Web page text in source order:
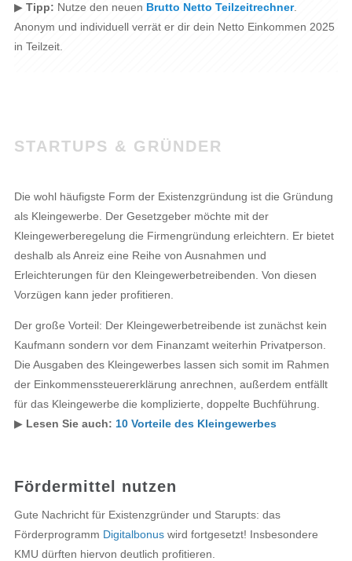
▶ Tipp: Nutze den neuen Brutto Netto Teilzeitrechner.
Anonym und individuell verrät er dir dein Netto Einkommen 2025
in Teilzeit.
STARTUPS & GRÜNDER
Die wohl häufigste Form der Existenzgründung ist die Gründung
als Kleingewerbe. Der Gesetzgeber möchte mit der
Kleingewerberegelung die Firmengründung erleichtern. Er bietet
deshalb als Anreiz eine Reihe von Ausnahmen und
Erleichterungen für den Kleingewerbetreibenden. Von diesen
Vorzügen kann jeder profitieren.
Der große Vorteil: Der Kleingewerbetreibende ist zunächst kein
Kaufmann sondern vor dem Finanzamt weiterhin Privatperson.
Die Ausgaben des Kleingewerbes lassen sich somit im Rahmen
der Einkommenssteuererklärung anrechnen, außerdem entfällt
für das Kleingewerbe die komplizierte, doppelte Buchführung.
▶︎ Lesen Sie auch: 10 Vorteile des Kleingewerbes
Fördermittel nutzen
Gute Nachricht für Existenzgründer und Starupts: das
Förderprogramm Digitalbonuswird fortgesetzt! Insbesondere
KMU dürften hiervon deutlich profitieren.